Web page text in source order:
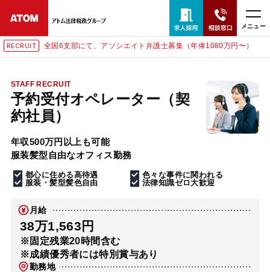
メニュー
（年俸1080万円〜） RECRUIT 東京にて、相談予約スタッフ募集（月
STAFF RECRUIT
予約受付オペレーター（契
約社員）
年収500万円以上も可能
服装髪型自由なオフィス勤務
都心に住める高待遇
色々な事件に関われる
服装・髪型髪色自由
法律知識ゼロ大歓迎
月給
38万1,563円
※固定残業20時間含む
※成績優秀者には特別賞与あり
勤務地
24時間365日全国対応
無料相談窓口はこちら
電話・LINE・メールで相談予約受付中
ホーム
取扱分野
解決実績
アクセス